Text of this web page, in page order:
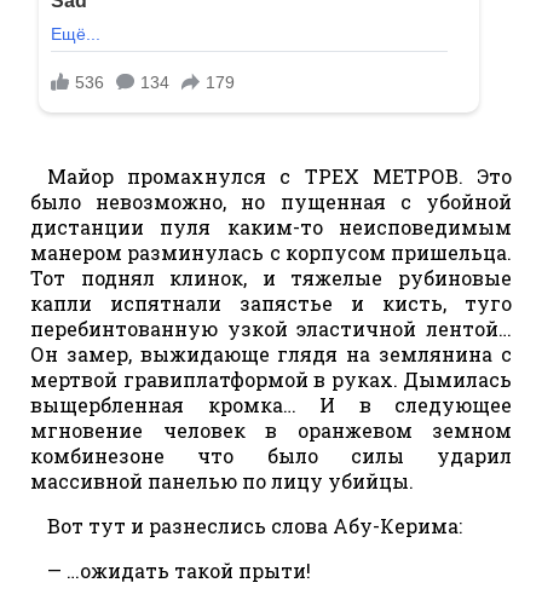
Майор промахнулся с ТРЕХ МЕТРОВ. Это
было невозможно, но пущенная с убойной
дистанции пуля каким-то неисповедимым
манером разминулась с корпусом пришельца.
Тот поднял клинок, и тяжелые рубиновые
капли испятнали запястье и кисть, туго
перебинтованную узкой эластичной лентой…
Он замер, выжидающе глядя на землянина с
мертвой гравиплатформой в руках. Дымилась
выщербленная кромка… И в следующее
мгновение человек в оранжевом земном
комбинезоне что было силы ударил
массивной панелью по лицу убийцы.
Вот тут и разнеслись слова Абу-Керима:
— …ожидать такой прыти!